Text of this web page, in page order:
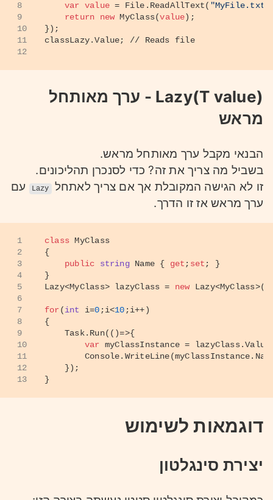
8
9
10
11
12
var
value = File.ReadAllText( "MyFile.txt"
return
new MyClass(value);
});
classLazy.Value; // Reads file
Lazy(T value) - ערך מאותחל
מראש
הבנאי מקבל ערך מאותחל מראש.
בשביל מה צריך את זה? כדי לסנכרן תהליכונים.
זו לא הגישה המקובלת אך אם צריך לאתחל Lazy
עם
ערך מראש אז זו הדרך.
1
2
3
4
5
6
7
8
9
10
11
12
13
class MyClass
{
public
string Name { get; set; }
}
Lazy<MyClass> lazyClass = new Lazy<MyClass>(
for (int i=0;i<10;i++)
{
    Task.Run(()=>{
var myClassInstance =
    });
}
דוגמאות לשימוש
יצירת סינגלטון